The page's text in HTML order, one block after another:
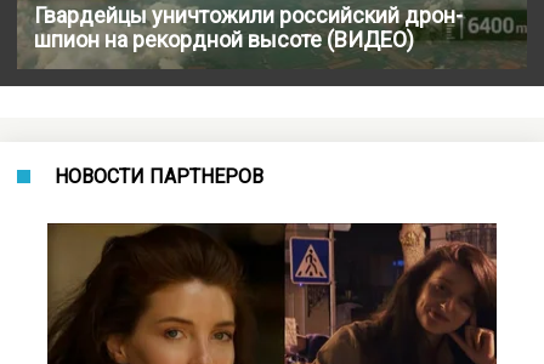
Гвардейцы уничтожили российский дрон-
шпион на рекордной высоте (ВИДЕО)
НОВОСТИ ПАРТНЕРОВ